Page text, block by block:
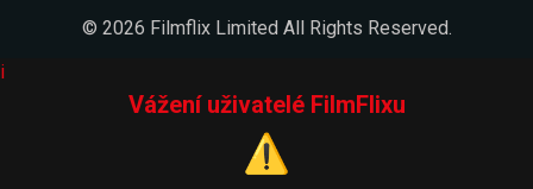
© 2026 Filmflix Limited All Rights Reserved.
i
Vážení uživatelé FilmFlixu
⚠️